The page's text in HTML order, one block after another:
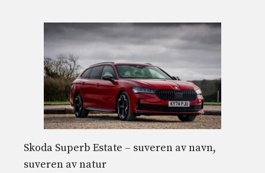
Skoda Superb Estate – suveren av navn,
suveren av natur